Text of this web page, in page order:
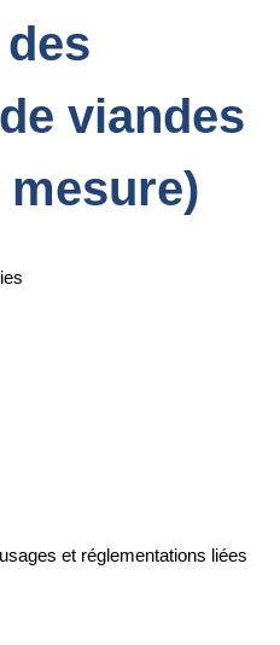
viandes
mesure)
et réglementations liées